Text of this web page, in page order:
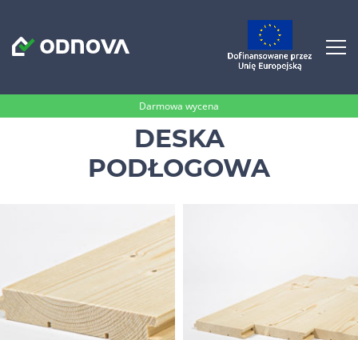
Darmowa wycena
DESKA
PODŁOGOWA